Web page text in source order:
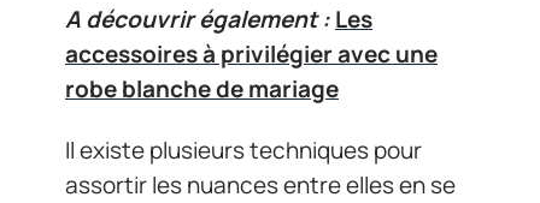
A découvrir également :Les
accessoires à privilégier avec une
robe blanche de mariage
Il existe plusieurs techniques pour
assortir les nuances entre elles en se